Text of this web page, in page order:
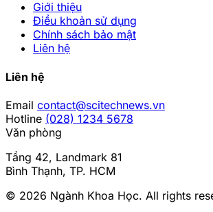
Giới thiệu
Điều khoản sử dụng
Chính sách bảo mật
Liên hệ
Liên hệ
Email contact@scitechnews.vn
Hotline (028) 1234 5678
Văn phòng
Tầng 42, Landmark 81
Bình Thạnh, TP. HCM
© 2026 Ngành Khoa Học. All rights